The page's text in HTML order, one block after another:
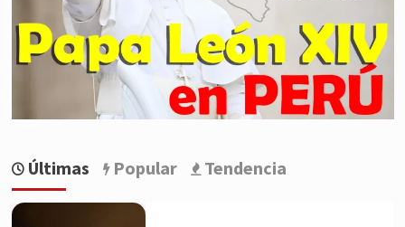
Últimas Popular Tendencia